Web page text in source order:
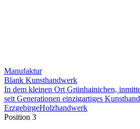
Manufaktur
Blank Kunsthandwerk
In dem kleinen Ort Grünhainichen,
seit Generationen einzigartiges
ErzgebirgeHolzhandwerk
Position 3